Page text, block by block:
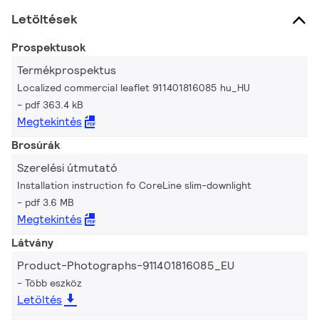
Letöltések
Prospektusok
Termékprospektus
Localized commercial leaflet 911401816085 hu_HU
pdf 363.4 kB
Megtekintés
Brosúrák
Szerelési útmutató
Installation instruction fo CoreLine slim-downlight
pdf 3.6 MB
Megtekintés
Látvány
Product-Photographs-911401816085_EU
Több eszköz
Letöltés